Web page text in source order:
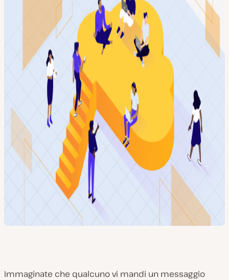
Immaginate che qualcuno vi mandi un messaggio